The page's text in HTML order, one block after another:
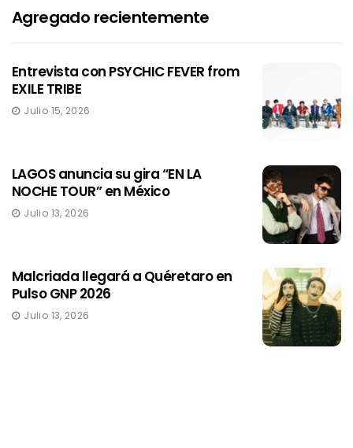
Agregado recientemente
Entrevista con PSYCHIC FEVER from
EXILE TRIBE
Julio 15, 2026
LAGOS anuncia su gira “EN LA
NOCHE TOUR” en México
Julio 13, 2026
Malcriada llegará a Quéretaro en
Pulso GNP 2026
Julio 13, 2026